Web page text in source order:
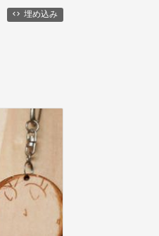
埋め込み